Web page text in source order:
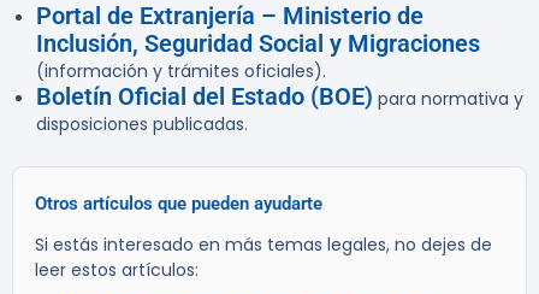
Portal de Extranjería – Ministerio de
Inclusión, Seguridad Social y Migraciones
(información y trámites oficiales).
Boletín Oficial del Estado (BOE) para normativa y
disposiciones publicadas.
Otros artículos que pueden ayudarte
Si estás interesado en más temas legales, no dejes de
leer estos artículos: